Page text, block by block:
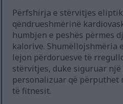
Përfshirja e stërvitjes
qëndrueshmërinë
humbjen e peshës përmes
kalorive. Shumëllojshmëria
lejon përdoruesve të
stërvitjes, duke siguruar një
personalizuar që përputhet
të fitnesit.